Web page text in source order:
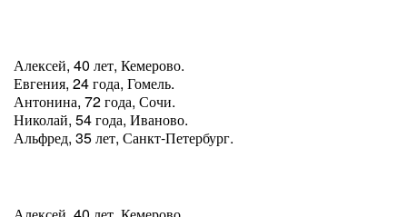
Алексей, 40 лет, Кемерово.
Евгения, 24 года, Гомель.
Антонина, 72 года, Сочи.
Николай, 54 года, Иваново.
Альфред, 35 лет, Санкт-Петербург.